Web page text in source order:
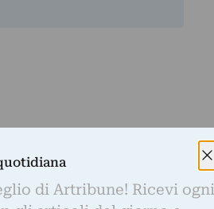
di Artribune! Ricevi ogni